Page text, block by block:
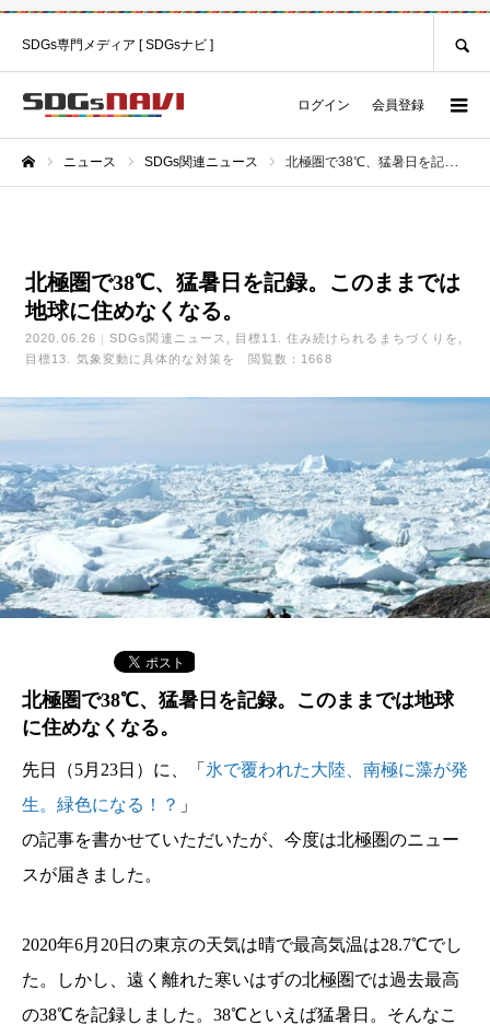
SDGs専門メディア [ SDGsナビ ]
ログイン 会員登録
ニュース SDGs関連ニュース 北極圏で38℃、猛暑日を記録。このままでは地球に住めなくなる。
北極圏で38℃、猛暑日を記録。このままでは
地球に住めなくなる。
2020.06.26 SDGs関連ニュース
目標11. 住み続けられるまちづくりを
目標13. 気象変動に具体的な対策を
閲覧数：1668
北極圏で38℃、猛暑日を記録。このままでは地球
に住めなくなる。
先日（5月23日）に、「 氷で覆われた大陸、南極に藻が発
生。緑色になる！？ 」
の記事を書かせていただいたが、今度は北極圏のニュー
スが届きました。
2020年6月20日の東京の天気は晴で最高気温は28.7℃でし
た。しかし、遠く離れた寒いはずの北極圏では過去最高
の38℃を記録しました。38℃といえば猛暑日。そんなこ